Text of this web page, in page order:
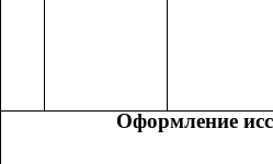
Оформление